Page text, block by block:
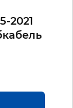
2021